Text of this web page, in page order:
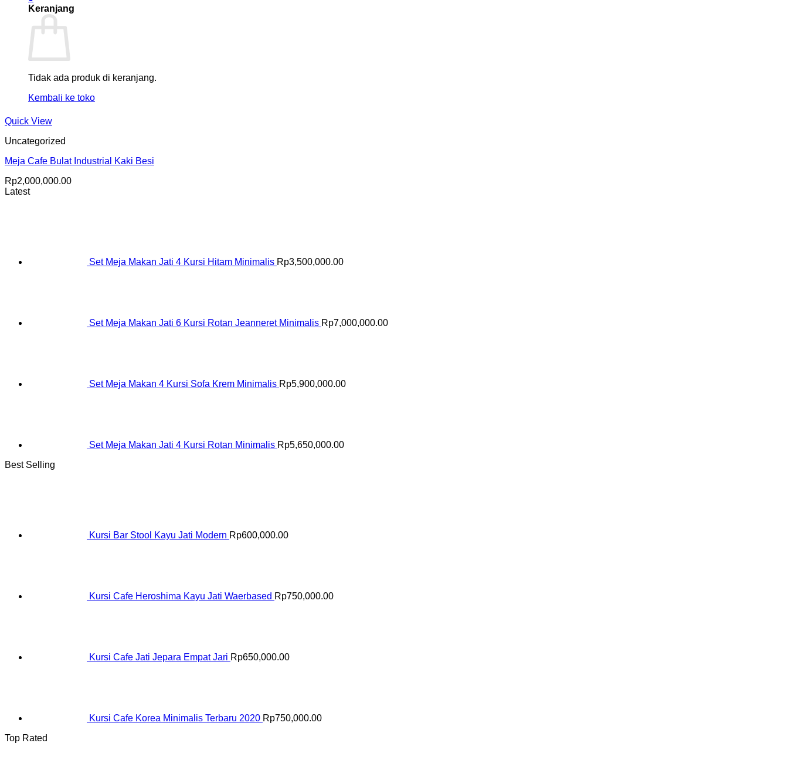
Keranjang
Tidak ada produk di keranjang.
Kembali ke toko
Quick View
Uncategorized
Meja Cafe Bulat Industrial Kaki Besi
Rp2,000,000.00
Latest
Set Meja Makan Jati 4 Kursi Hitam Minimalis Rp3,500,000.00
Set Meja Makan Jati 6 Kursi Rotan Jeanneret Minimalis Rp7,000,000.00
Set Meja Makan 4 Kursi Sofa Krem Minimalis Rp5,900,000.00
Set Meja Makan Jati 4 Kursi Rotan Minimalis Rp5,650,000.00
Best Selling
Kursi Bar Stool Kayu Jati Modern Rp600,000.00
Kursi Cafe Heroshima Kayu Jati Waerbased Rp750,000.00
Kursi Cafe Jati Jepara Empat Jari Rp650,000.00
Kursi Cafe Korea Minimalis Terbaru 2020 Rp750,000.00
Top Rated